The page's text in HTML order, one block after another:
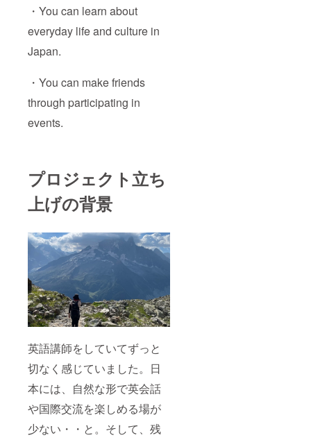
・You can learn about
everyday life and culture in
Japan.
・You can make friends
through participating in
events.
プロジェクト立ち
上げの背景
英語講師をしていてずっと
切なく感じていました。日
本には、自然な形で英会話
や国際交流を楽しめる場が
少ない・・と。そして、残